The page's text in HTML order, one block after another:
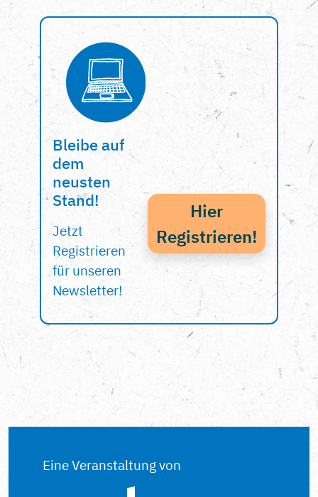
Bleibe auf
dem
neusten
Stand!
Jetzt
Registrieren
für unseren
Newsletter!
Hier
Registrieren!
Eine Veranstaltung von